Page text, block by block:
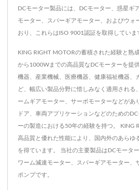
DCモーター製品には、DCモーター、惑星ギ
モーター、スパーギアモーター、およびウォ
おり、これらはISO 9001認証を取得していま
KING RIGHT MOTORの蓄積された経験と熟
から1000Wまでの高品質なDCモーターを提
機器、産業機械、医療機器、健康福祉機器、
ど、幅広い製品分野に惜しみなく適用される
ームギアモーター、サーボモーターなどがあ
ドア、車両アプリケーションなどのための
ーの製造における50年の経験を持つ。 KING
高品質と優れた性能により、国内外のあらゆ
を得ています。 当社の主要製品はDCモータ
ワーム減速モーター、スパーギアモーター、
ポンプです。